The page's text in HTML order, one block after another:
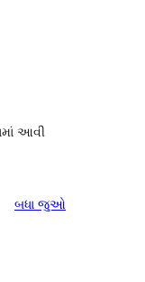
આવી
બધા સમીક્ષાઓ
જુઓ